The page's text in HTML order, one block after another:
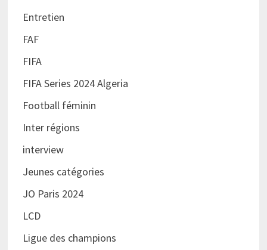
Entretien
FAF
FIFA
FIFA Series 2024 Algeria
Football féminin
Inter régions
interview
Jeunes catégories
JO Paris 2024
LCD
Ligue des champions